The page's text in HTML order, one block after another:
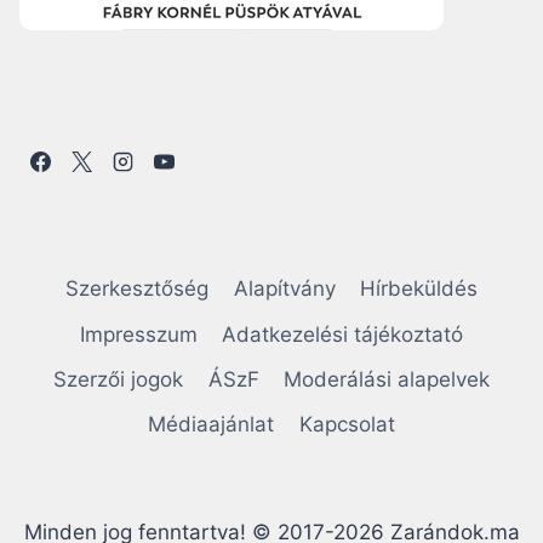
Szerkesztőség Alapítvány
Hírbeküldés
Impresszum
Adatkezelési tájékoztató
Szerzői jogok
ÁSzF
Moderálási alapelvek
Médiaajánlat
Kapcsolat
Minden jog fenntartva! © 2017-2026 Zarándok.ma